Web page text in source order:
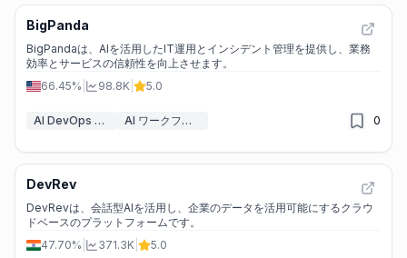
BigPanda
BigPandaは、AIを活用したIT運用とインシデント管理を提供し、業務
効率とサービスの信頼性を向上させます。
66.45%
98.8K 5.0
AI DevOps アシスタント AI ワークフロー 0
DevRev
DevRevは、会話型AIを活用し、企業のデータを活用可能にするクラウ
ドベースのプラットフォームです。
47.70%
371.3K 5.0